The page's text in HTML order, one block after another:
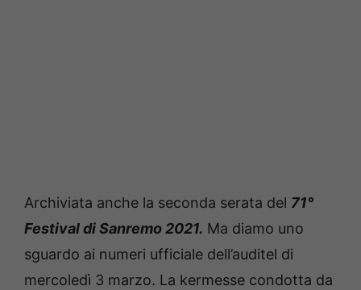
Archiviata anche la seconda serata del 71°
Festival di Sanremo 2021. Ma diamo uno
sguardo ai numeri ufficiale dell’auditel di
mercoledì 3 marzo. La kermesse condotta da